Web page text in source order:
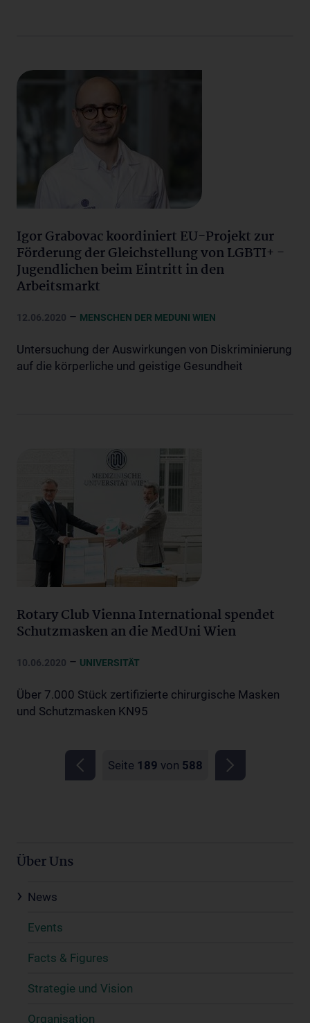
Igor Grabovac koordiniert EU-Projekt zur
Förderung der Gleichstellung von LGBTI+ -
Jugendlichen beim Eintritt in den
Arbeitsmarkt
12.06.2020 – MENSCHEN DER MEDUNI WIEN
Untersuchung der Auswirkungen von Diskriminierung
auf die körperliche und geistige Gesundheit
Rotary Club Vienna International spendet
Schutzmasken an die MedUni Wien
10.06.2020 – UNIVERSITÄT
Über 7.000 Stück zertifizierte chirurgische Masken
und Schutzmasken KN95
Seite 189 von 588
Über Uns
News
Events
Facts & Figures
Strategie und Vision
Organisation